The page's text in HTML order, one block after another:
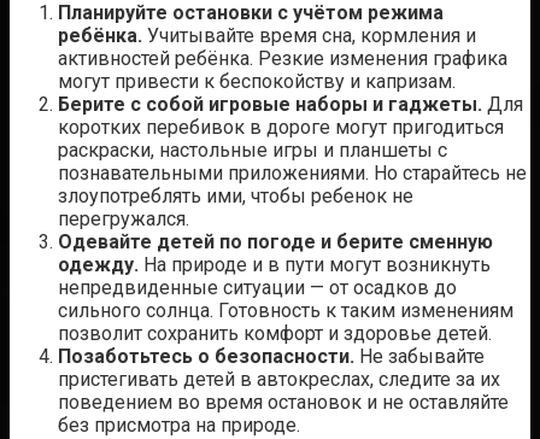
Планируйте остановки с учётом режима
ребёнка. Учитывайте время сна, кормления и
активностей ребёнка. Резкие изменения графика
могут привести к беспокойству и капризам.
Берите с собой игровые наборы и гаджеты. Для
коротких перебивок в дороге могут пригодиться
раскраски, настольные игры и планшеты с
познавательными приложениями. Но старайтесь не
злоупотреблять ими, чтобы ребенок не
перегружался.
Одевайте детей по погоде и берите сменную
одежду. На природе и в пути могут возникнуть
непредвиденные ситуации — от осадков до
сильного солнца. Готовность к таким изменениям
позволит сохранить комфорт и здоровье детей.
Позаботьтесь о безопасности. Не забывайте
пристегивать детей в автокреслах, следите за их
поведением во время остановок и не оставляйте
без присмотра на природе.